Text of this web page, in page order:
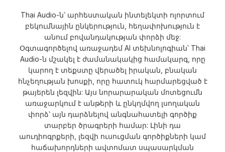
Thai Audio-ն՝ արհեստական ինտելեկտի ոլորտում
բեկումնային ընկերություն, հեղափոխություն է
անում բովանդակության փորձի մեջ:
Օգտագործելով առաջադեմ AI տեխնոլոգիան՝ Thai
Audio-ն մշակել է ժամանակակից համակարգ, որը
կարող է տեքստը վերածել իրական, բնական
հնչեղության խոսքի, որը հատուկ հարմարեցված է
թայերեն լեզվին: Այս նորարարական մոտեցումն
առաջարկում է անթերի և ընկղմվող լսողական
փորձ՝ այն դարձնելով անգնահատելի գործիք
տարբեր ծրագրերի համար: Լինի դա
աուդիոգրքերի, լեզվի ուսուցման գործիքների կամ
հաճախորդների ավտոմատ սպասարկման